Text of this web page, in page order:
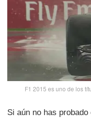
F1 2015 es uno de los
Si aún no has